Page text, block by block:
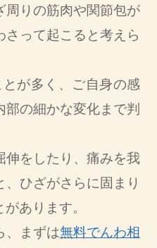
周りの筋肉や関節包が
って起こると考えら
が多く、ご自身の感
の細かな変化まで判
伸をしたり、痛みを我
ひざがさらに固まり
あります。
、まずは無料でんわ相